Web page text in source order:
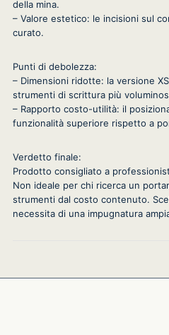
della mina.
– Valore estetico: le incisioni sul
curato.
Punti di debolezza:
– Dimensioni ridotte: la versione
strumenti di scrittura più
– Rapporto costo-utilità: il
funzionalità superiore rispetto a
Verdetto finale:
Prodotto consigliato a
Non ideale per chi ricerca un
strumenti dal costo contenuto.
necessita di una impugnatura